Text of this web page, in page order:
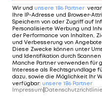
Wir und unsere 186 Partner
Ihre IP-Adresse und Browser-
Speichern von oder Zugriff auf
Personalisierte Werbung und
der Performance von Inhalten,
und Verbesserung von
Diese Zwecke können unter
und Identifikation durch
Manche Partner verwenden für
Interesse als Rechtsgrundlage
dazu, sowie die Möglichkeit Ihr
verfügbar: unsere 186 Partner
Impressum Datenschutzrichtlinie